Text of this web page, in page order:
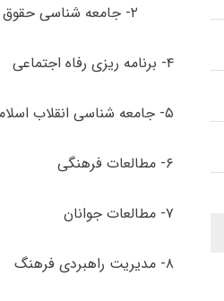
۲- جامعه شناسی حقوق
۴- برنامه ­ریزی رفاه اجتماعی
۵- جامعه شناسی انقلاب اسلامی
۶- مطالعات فرهنگی
۷- مطالعات جوانان
۸- مدیریت راهبردی فرهنگ